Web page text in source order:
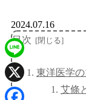
2024.07.16
目次
東洋医学
艾條
Line
X